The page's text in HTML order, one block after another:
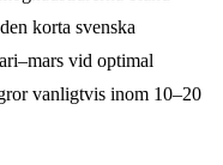
korta svenska
vid optimal
vanligtvis inom 10–20